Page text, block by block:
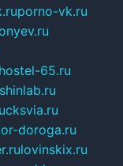
porno-vk.ru
hostel-65.ru
doroga.ru
lovinskix.ru